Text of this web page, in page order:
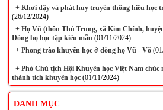
+Khơi dậy và phát huy truyền thống hiếu học
(26/12/2024)
+Họ Vũ (thôn Thủ Trung, xã Kim Chính,
Dòng họ học tập kiểu mẫu(01/11/2024)
+Phong trào khuyến học ở dòng họ Vũ - Võ
+Phó Chủ tịch Hội Khuyến học Việt Nam chúc
thành tích khuyến học(01/11/2024)
DANH MỤC